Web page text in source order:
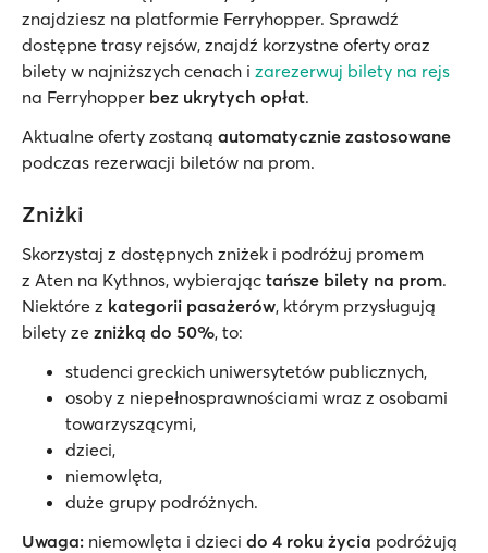
znajdziesz na platformie Ferryhopper. Sprawdź
dostępne trasy rejsów, znajdź korzystne oferty oraz
bilety w najniższych cenach i zarezerwuj bilety na rejs
na Ferryhopper bez ukrytych opłat.
Aktualne oferty zostaną automatycznie zastosowane
podczas rezerwacji biletów na prom.
Zniżki
Skorzystaj z dostępnych zniżek i podróżuj promem
z Aten na Kythnos, wybierając tańsze bilety na prom.
Niektóre z kategorii pasażerów, którym przysługują
bilety ze zniżką do 50%, to:
studenci greckich uniwersytetów publicznych,
osoby z niepełnosprawnościami wraz z osobami
towarzyszącymi,
dzieci,
niemowlęta,
duże grupy podróżnych.
Uwaga: niemowlęta i dzieci do 4 roku życia podróżują